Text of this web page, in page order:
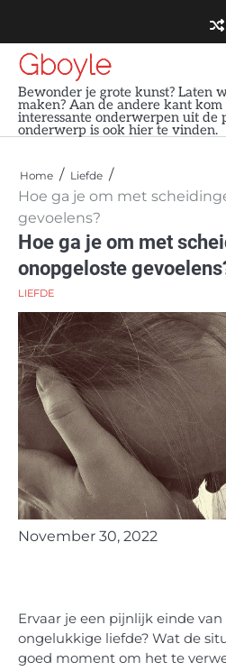
content
Gboyle
Bewonder je grote kunst? Laten
maken? Aan de andere kant
interessante onderwerpen uit de
onderwerp is ook hier te vinden.
Home Liefde
Hoe ga je om met
gevoelens?
Hoe ga je om met
onopgeloste
LIEFDE
November 30, 2022
Ervaar je een pijnlijk einde
ongelukkige liefde? Wat de
goed moment om het te